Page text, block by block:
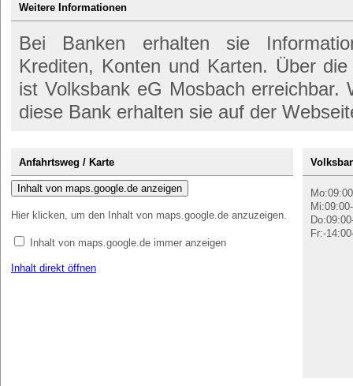
Weitere Informationen
Bei Banken erhalten sie
Krediten, Konten und Karten. Über
ist Volksbank eG Mosbach erreichbar.
diese Bank erhalten sie auf der
Anfahrtsweg / Karte
Inhalt von maps.google.de anzeigen
Hier klicken, um den Inhalt von maps.google.de anzuzeigen.
Inhalt von maps.google.de immer anzeigen
Inhalt direkt öffnen
Fr:-